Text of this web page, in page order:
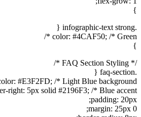
}
.infographic-text strong {
color: #4CAF50; /* Green */
}
/* FAQ Section Styling */
.faq-section {
#E3F2FD; /* Light Blue background */
right: 5px solid #2196F3; /* Blue accent */
padding: 20px;
margin: 25px 0;